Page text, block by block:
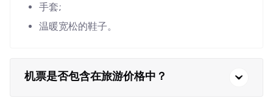
手套;
温暖宽松的鞋子。
机票是否包含在旅游价格中？